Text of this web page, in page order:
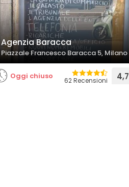
Agenzia Baracca
Piazzale Francesco Baracca 5, Milano
Oggi chiuso 62 Recensioni 4,7